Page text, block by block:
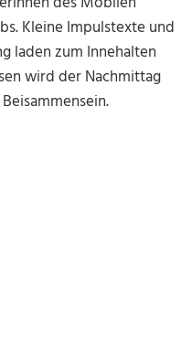
Kleine Impulstexte und
laden zum Innehalten
wird der Nachmittag